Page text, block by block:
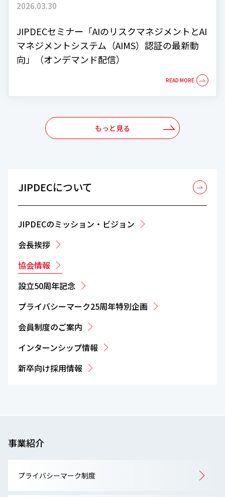
2026.03.30
JIPDECセミナー「AIのリスクマネジメントとAI
マネジメントシステム（AIMS）認証の最新動
向」（オンデマンド配信）
もっと見る
JIPDECについて
JIPDECのミッション・ビジョン
会長挨拶
協会情報
設立50周年記念
プライバシーマーク25周年特別企画
会員制度のご案内
インターンシップ情報
新卒向け採用情報
事業紹介
プライバシーマーク制度